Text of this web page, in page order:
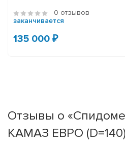
0 отзывов
заканчивается
135 000 ₽
Отзывы о
КАМАЗ ЕВРО